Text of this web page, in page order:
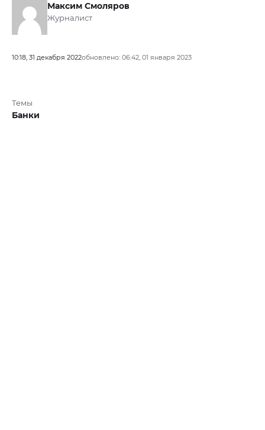
Максим Смоляров
Журналист
10:18, 31 декабря 2022обновлено: 06:42, 01 января 2023
Темы
Банки